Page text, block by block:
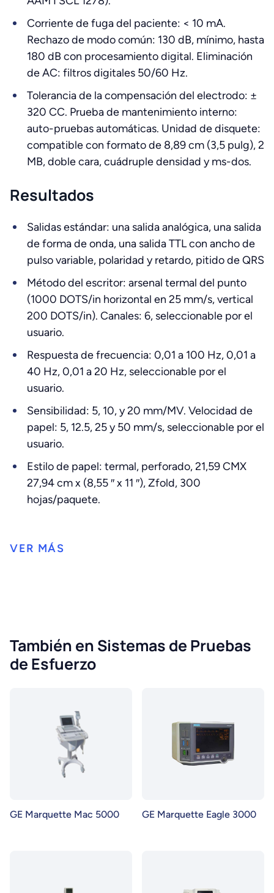
Corriente de fuga del paciente: < 10 mA.
Rechazo de modo común: 130 dB, mínimo, hasta
180 dB con procesamiento digital. Eliminación
de AC: filtros digitales 50/60 Hz.
Tolerancia de la compensación del electrodo: ±
320 CC. Prueba de mantenimiento interno:
auto-pruebas automáticas. Unidad de disquete:
compatible con formato de 8,89 cm (3,5 pulg), 2
MB, doble cara, cuádruple densidad y ms-dos.
Resultados
Salidas estándar: una salida analógica, una salida
de forma de onda, una salida TTL con ancho de
pulso variable, polaridad y retardo, pitido de QRS
Método del escritor: arsenal termal del punto
(1000 DOTS/in horizontal en 25 mm/s, vertical
200 DOTS/in). Canales: 6, seleccionable por el
usuario.
Respuesta de frecuencia: 0,01 a 100 Hz, 0,01 a
40 Hz, 0,01 a 20 Hz, seleccionable por el
usuario.
Sensibilidad: 5, 10, y 20 mm/MV. Velocidad de
papel: 5, 12.5, 25 y 50 mm/s, seleccionable por el
usuario.
Estilo de papel: termal, perforado, 21,59 CMX
27,94 cm x (8,55 ″ x 11 ″), Zfold, 300
hojas/paquete.
También en Sistemas de Pruebas
de Esfuerzo
GE Marquette Mac 5000 GE Marquette Eagle 3000